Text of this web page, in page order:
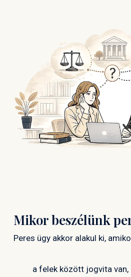
Mikor beszélünk
Peres ügy akkor alakul ki,
a felek között jogvita van,